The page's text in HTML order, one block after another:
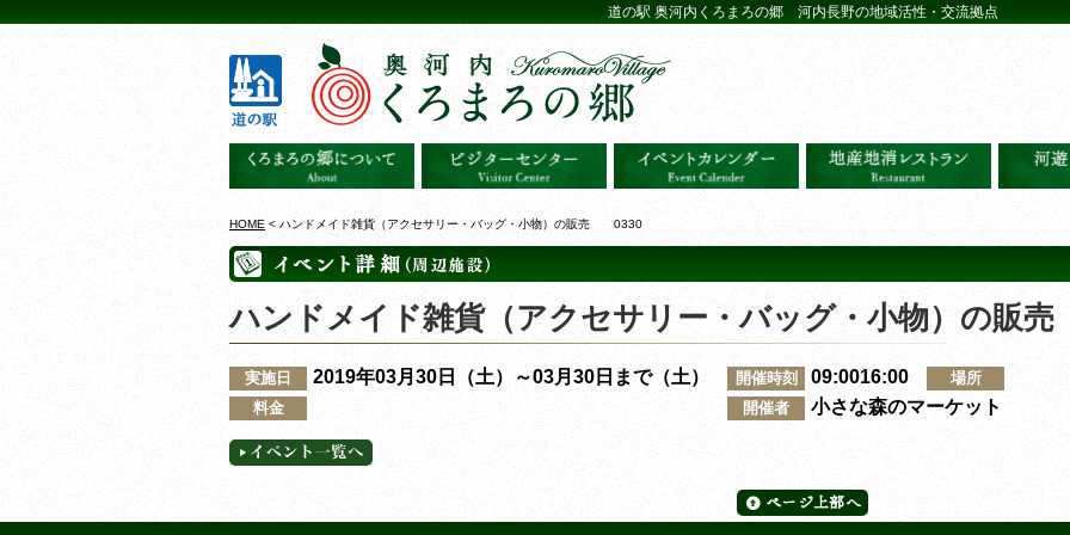
道の駅 奥河内くろまろの郷 河内長野の地域活性・交流拠点
HOME < ハンドメイド雑貨（アクセサリー・バッグ・小物）の販売 0330
ハンドメイド雑貨（アクセサリー・バッグ・小物）の
実施日 2019年03月30日（土）～03月30日まで（土） 開催時刻 09:0016:00
場所
料金
開催者 小さな森のマーケット